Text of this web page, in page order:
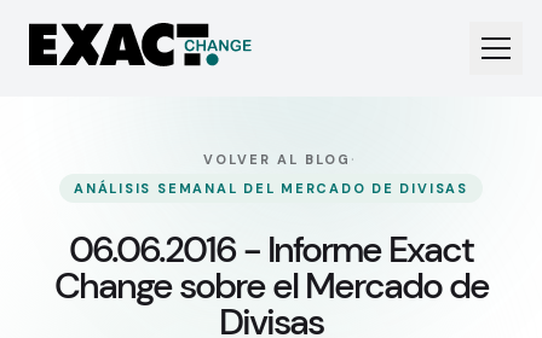
VOLVER AL BLOG ·
ANÁLISIS SEMANAL DEL MERCADO DE DIVISAS
06.06.2016 - Informe Exact
Change sobre el Mercado de
Divisas